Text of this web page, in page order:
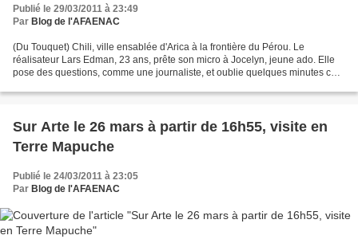
Publié le 29/03/2011 à 23:49
Par Blog de l'AFAENAC
(Du Touquet) Chili, ville ensablée d'Arica à la frontière du Pérou. Le
réalisateur Lars Edman, 23 ans, prête son micro à Jocelyn, jeune ado. Elle
pose des questions, comme une journaliste, et oublie quelques minutes ce
Sur Arte le 26 mars à partir de 16h55, visite en
Terre Mapuche
Publié le 24/03/2011 à 23:05
Par Blog de l'AFAENAC